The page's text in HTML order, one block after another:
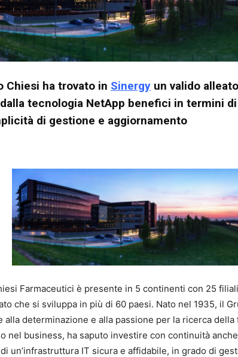
Chiesi ha trovato in Sinergy un valido
tecnologia NetApp benefici in termini
di gestione e aggiornamento
Farmaceutici è presente in 5 continenti con 25
che si sviluppa in più di 60 paesi. Nato nel 1935, il
alla determinazione e alla passione per la ricerca
nel business, ha saputo investire con continuità
un’infrastruttura IT sicura e affidabile, in grado di